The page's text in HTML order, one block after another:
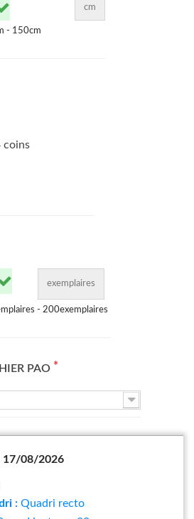
cm
- 150cm
coins
exemplaires
- 200exemplaires
PAO *
17/08/2026
: Quadri recto